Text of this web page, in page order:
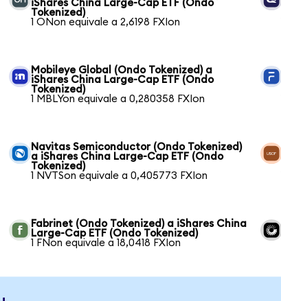
iShares China Large-Cap ETF (Ondo
Tokenized)
1 ONon equivale a 2,6198 FXIon
Mobileye Global (Ondo Tokenized) a
iShares China Large-Cap ETF (Ondo
Tokenized)
1 MBLYon equivale a 0,280358 FXIon
Navitas Semiconductor (Ondo Tokenized)
a iShares China Large-Cap ETF (Ondo
Tokenized)
1 NVTSon equivale a 0,405773 FXIon
Fabrinet (Ondo Tokenized) a iShares China
Large-Cap ETF (Ondo Tokenized)
1 FNon equivale a 18,0418 FXIon